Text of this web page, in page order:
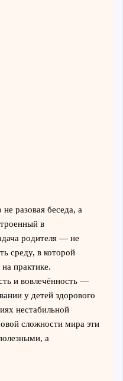
разовая беседа, а
в
родителя — не
среду, в которой
практике.
и вовлечённость —
у детей здорового
нестабильной
сложности мира эти
а